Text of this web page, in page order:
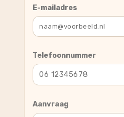
E-mailadres
Telefoonnummer
Aanvraag